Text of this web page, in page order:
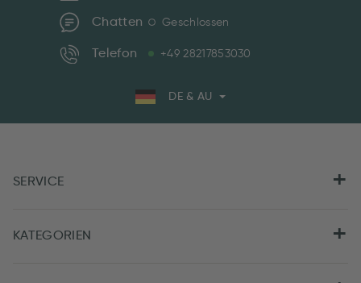
Chatten Geschlossen
Telefon +49 28217853030
DE & AU
SERVICE
KATEGORIEN